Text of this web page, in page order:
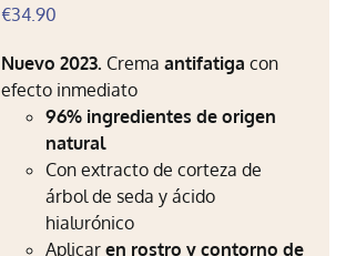
Preocupaciones
Puntos venta
Contacto
Mi Perfil
Carrito
€34.90
Nuevo 2023. Crema antifatiga con
efecto inmediato
96% ingredientes de origen
natural
Con extracto de corteza de
árbol de seda y ácido
hialurónico
Aplicaren rostro y contorno de